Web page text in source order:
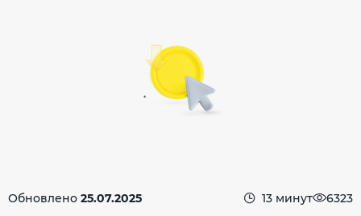
Обновлено 25.07.2025 13 минут 6323